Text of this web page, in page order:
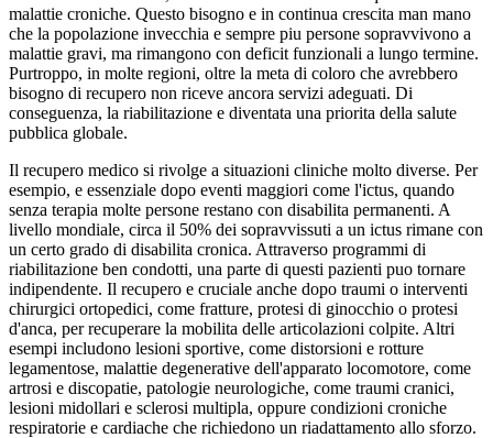
malattie croniche. Questo bisogno e in continua crescita man mano
che la popolazione invecchia e sempre piu persone sopravvivono a
malattie gravi, ma rimangono con deficit funzionali a lungo termine.
Purtroppo, in molte regioni, oltre la meta di coloro che avrebbero
bisogno di recupero non riceve ancora servizi adeguati. Di
conseguenza, la riabilitazione e diventata una priorita della salute
pubblica globale.
Il recupero medico si rivolge a situazioni cliniche molto diverse. Per
esempio, e essenziale dopo eventi maggiori come l'ictus, quando
senza terapia molte persone restano con disabilita permanenti. A
livello mondiale, circa il 50% dei sopravvissuti a un ictus rimane con
un certo grado di disabilita cronica. Attraverso programmi di
riabilitazione ben condotti, una parte di questi pazienti puo tornare
indipendente. Il recupero e cruciale anche dopo traumi o interventi
chirurgici ortopedici, come fratture, protesi di ginocchio o protesi
d'anca, per recuperare la mobilita delle articolazioni colpite. Altri
esempi includono lesioni sportive, come distorsioni e rotture
legamentose, malattie degenerative dell'apparato locomotore, come
artrosi e discopatie, patologie neurologiche, come traumi cranici,
lesioni midollari e sclerosi multipla, oppure condizioni croniche
respiratorie e cardiache che richiedono un riadattamento allo sforzo.